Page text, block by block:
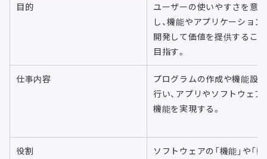
目的
ユーザーの使いやすさを意識
し、機能やアプリケーション
開発して価値を提供するこ
目指す。
仕事内容
プログラムの作成や機能設
行い、アプリやソフトウェア
機能を実現する。
役割
ソフトウェアの「機能」や「動